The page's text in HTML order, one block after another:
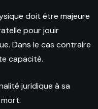
doit être majeure
pour jouir
Dans le cas contraire
capacité.
juridique à sa